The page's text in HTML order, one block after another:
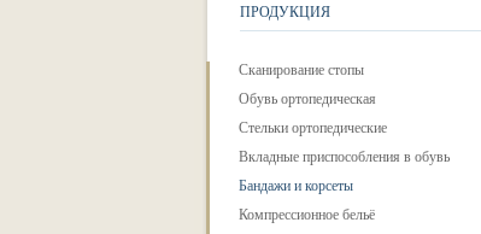
ПРОДУКЦИЯ
Сканирование стопы
Обувь ортопедическая
Стельки ортопедические
Вкладные приспособления в обувь
Бандажи и корсеты
Компрессионное бельё